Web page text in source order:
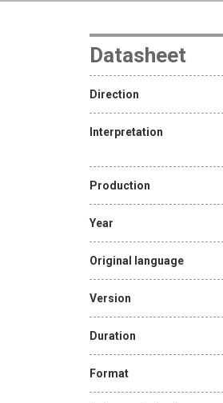
Datasheet
Direction
Interpretation
Production
Year
Original language
Version
Duration
Format